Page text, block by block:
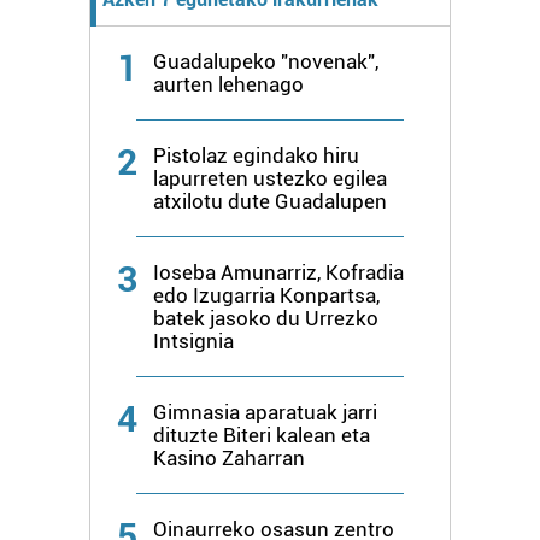
fitxategiak erabiltzen ditu. Zure esperientzia eta
zerbitzuak hobetzeko asmoz, cookie teknologiaz
baliatzen gara. Ohar hau onartuz gero, teknologia hori
erabiltzeko baimen esplizitua ematen diguzu.
1
Guadalupeko "novenak",
aurten lehenago
2
Pistolaz egindako hiru
lapurreten ustezko egilea
atxilotu dute Guadalupen
3
Ioseba Amunarriz, Kofradia
edo Izugarria Konpartsa,
batek jasoko du Urrezko
Intsignia
4
Gimnasia aparatuak jarri
dituzte Biteri kalean eta
Kasino Zaharran
Oinaurreko osasun zentro